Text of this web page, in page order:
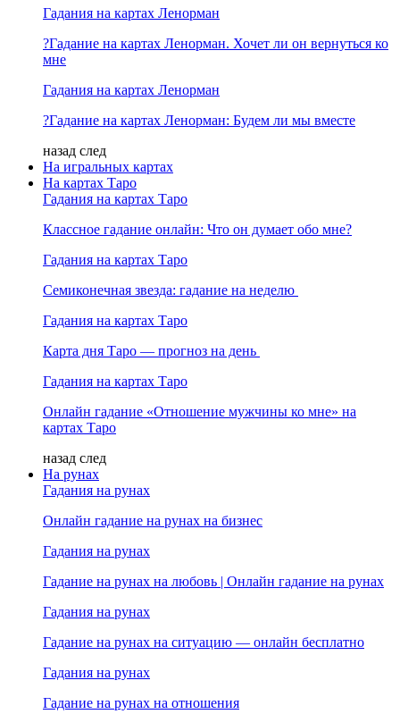
Гадания на картах Ленорман
?Гадание на картах Ленорман. Хочет ли он вернуться ко
мне
Гадания на картах Ленорман
?Гадание на картах Ленорман: Будем ли мы вместе
назад след
На игральных картах
На картах Таро
Гадания на картах Таро
Классное гадание онлайн: Что он думает обо мне?
Гадания на картах Таро
Семиконечная звезда: гадание на неделю
Гадания на картах Таро
Карта дня Таро — прогноз на день
Гадания на картах Таро
Онлайн гадание «Отношение мужчины ко мне» на
картах Таро
назад след
На рунах
Гадания на рунах
Онлайн гадание на рунах на бизнес
Гадания на рунах
Гадание на рунах на любовь | Онлайн гадание на рунах
Гадания на рунах
Гадание на рунах на ситуацию — онлайн бесплатно
Гадания на рунах
Гадание на рунах на отношения